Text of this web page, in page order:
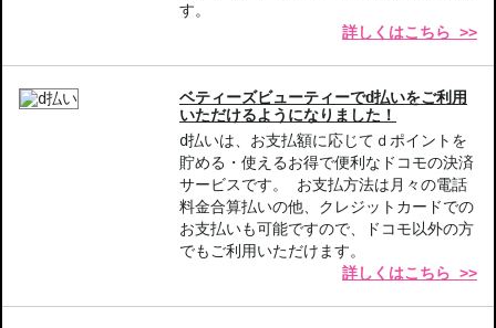
**多機能設計**-1台でイオン導入、EMS、LEDなど様々な機能が使
**使い方自由**-通常の化粧水や美容液と組み合わせて、自宅で簡
単にお手入れ。
**頭皮ケアも充実**-髪の健康をサポートするために特化した機能
【こんな方へおすすめ】
肌や頭皮のケアを強化したい方
自宅で本格的な美容機器を使いたい方
す。
詳しくはこちら >>
ベティーズビューティーでd払いをご利用
いただけるようになりました！
d払いは、お支払額に応じてｄポイントを
貯める・使えるお得で便利なドコモの決済
サービスです。 お支払方法は月々の電話
料金合算払いの他、クレジットカードでの
お支払いも可能ですので、ドコモ以外の方
でもご利用いただけます。
詳しくはこちら >>